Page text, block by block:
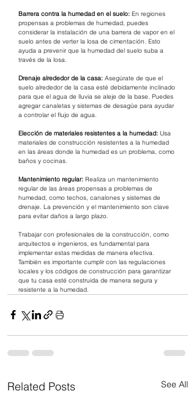
Barrera contra la humedad en el suelo: En regiones
propensas a problemas de humedad, puedes
considerar la instalación de una barrera de vapor en el
suelo antes de verter la losa de cimentación. Esto
ayuda a prevenir que la humedad del suelo suba a
través de la losa.
Drenaje alrededor de la casa: Asegúrate de que el
suelo alrededor de la casa esté debidamente inclinado
para que el agua de lluvia se aleje de la base. Puedes
agregar canaletas y sistemas de desagüe para ayudar
a controlar el flujo de agua.
Elección de materiales resistentes a la humedad: Usa
materiales de construcción resistentes a la humedad
en las áreas donde la humedad es un problema, como
baños y cocinas.
Mantenimiento regular: Realiza un mantenimiento
regular de las áreas propensas a problemas de
humedad, como techos, canalones y sistemas de
drenaje. La prevención y el mantenimiento son clave
para evitar daños a largo plazo.
Trabajar con profesionales de la construcción, como
arquitectos e ingenieros, es fundamental para
implementar estas medidas de manera efectiva.
También es importante cumplir con las regulaciones
locales y los códigos de construcción para garantizar
que tu casa esté construida de manera segura y
resistente a la humedad.
Related Posts See All